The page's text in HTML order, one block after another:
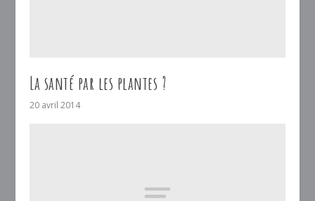
La santé par les plantes ?
20 avril 2014